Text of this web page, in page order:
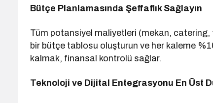
Bütçe Planlamasında Şeffaflık Sağlayın
Tüm potansiyel maliyetleri (mekan,
bir bütçe tablosu oluşturun ve her kaleme
kalmak, finansal kontrolü sağlar.
Teknoloji ve Dijital Entegrasyonu En Üst